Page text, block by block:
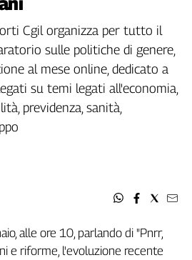
Cgil organizza per tutto il
sulle politiche di genere,
al mese online, dedicato a
su temi legati all'economia,
previdenza, sanità,
alle ore 10, parlando di "Pnrr,
e riforme, l'evoluzione recente